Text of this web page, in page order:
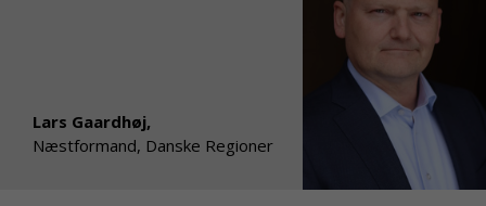
Lars Gaardhøj,
Næstformand, Danske Regioner